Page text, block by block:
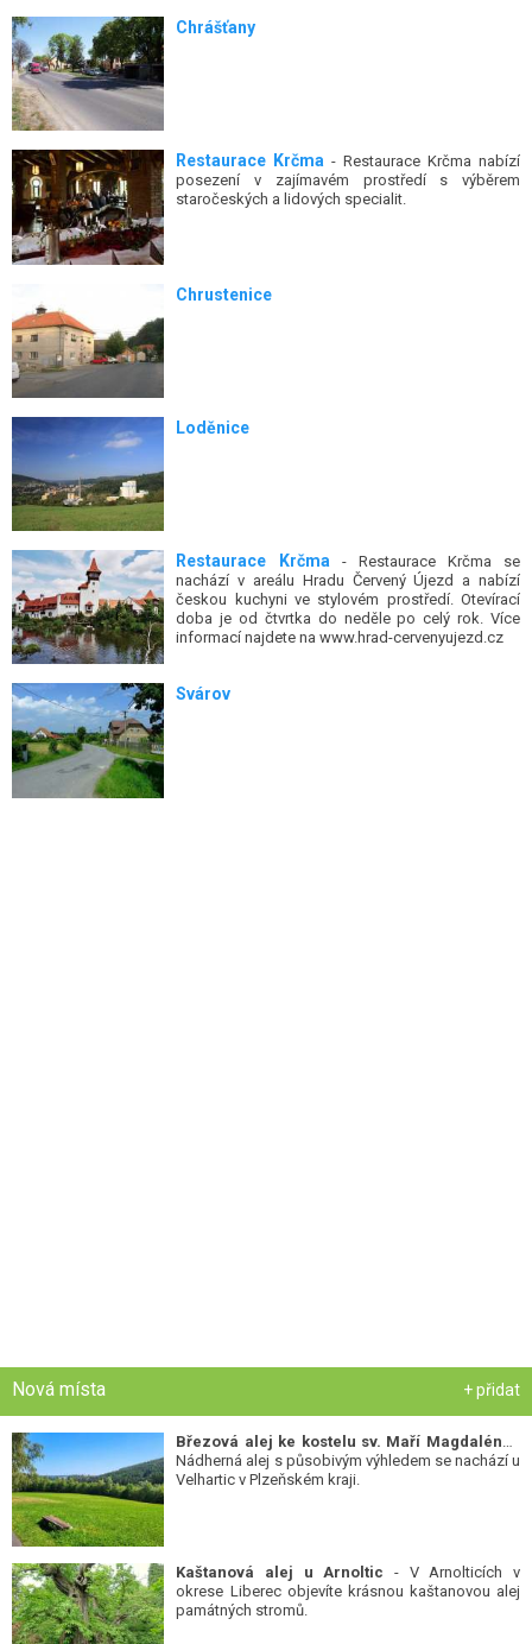
Chrášťany
Restaurace Krčma - Restaurace Krčma nabízí
posezení v zajímavém prostředí s výběrem
staročeských a lidových specialit.
Chrustenice
Loděnice
Restaurace Krčma- Restaurace Krčma se
nachází v areálu Hradu Červený Újezd a nabízí
českou kuchyni ve stylovém prostředí. Otevírací
doba je od čtvrtka do neděle po celý rok. Více
informací najdete na www.hrad-cervenyujezd.cz
Svárov
Nová místa + přidat
Nádherná alej s působivým výhledem se nachází u
Velhartic v Plzeňském kraji.
Kaštanová alej u Arnoltic - V Arnolticích v
okrese Liberec objevíte krásnou kaštanovou alej
památných stromů.